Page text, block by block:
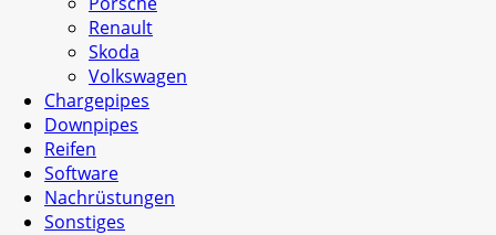
Renault
Skoda
Volkswagen
Chargepipes
Downpipes
Reifen
Software
Nachrüstungen
Sonstiges